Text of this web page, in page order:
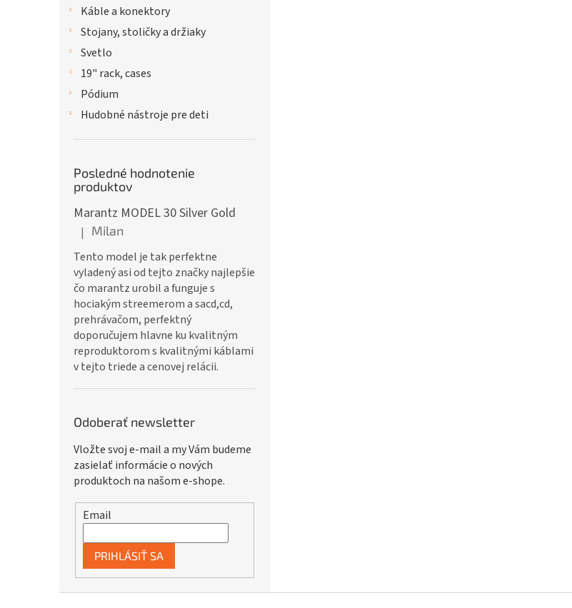
Káble a konektory
Stojany, stoličky a držiaky
Svetlo
19" rack, cases
Pódium
Hudobné nástroje pre deti
Posledné hodnotenie
produktov
Marantz MODEL 30 Silver Gold
Hodnotenie produktu je 5 z 5 hviezdičiek.
| Milan
Tento model je tak perfektne
vyladený asi od tejto značky najlepšie
čo marantz urobil a funguje s
hociakým streemerom a sacd,cd,
prehrávačom, perfektný
doporučujem hlavne ku kvalitným
reproduktorom s kvalitnými káblami
v tejto triede a cenovej relácii.
Odoberať newsletter
Vložte svoj e-mail a my Vám budeme
zasielať informácie o nových
produktoch na našom e-shope.
Email
PRIHLÁSIŤ SA